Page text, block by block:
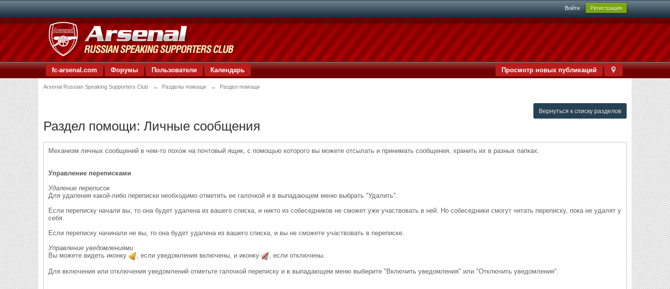
Войти Регистрация
Просмотр новых публикаций
fc-arsenal.com Форумы Пользователи Календарь
Arsenal Russian Speaking Supporters Club → Разделы помощи → Раздел помощи
Вернуться к списку разделов
Раздел помощи: Личные сообщения
Механизм личных сообщений в чем-то похож на почтовый ящик, с помощью которого вы можете отсылать и принимать сообщения, хранить их в разных папках.
Управление переписками
Удаление переписок
Для удаления какой-либо переписки необходимо отметить ее галочкой и в выпадающем меню выбрать "Удалить".
Если переписку начали вы, то она будет удалена из вашего списка, и никто из собеседников не сможет уже участвовать в ней. Но собеседники смогут читать переписку, пока не удалят у
себя.
Если переписку начинали не вы, то она будет удалена из вашего списка, и вы не сможете участвовать в переписке.
Управление уведомлениями
Вы можете видеть иконку
, если уведомления включены, и иконку , если отключены.
Для включения или отключения уведомлений отметьте галочкой переписку и в выпадающем меню выберите "Включить уведомления" или "Отключить уведомления".